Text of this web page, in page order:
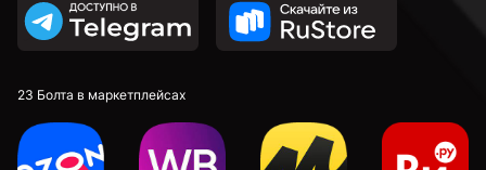
23 Болта в маркетплейсах